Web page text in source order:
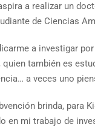
a realizar un
de Ciencias
a investigar
también es
a veces uno
brinda, para
en mi trabajo de